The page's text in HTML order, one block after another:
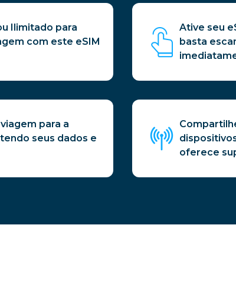
Ilimitado para
com este eSIM
Ative seu
basta
para a
seus dados e
oferece